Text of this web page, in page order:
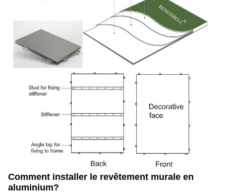
Comment installer le revêtement murale en
aluminium?